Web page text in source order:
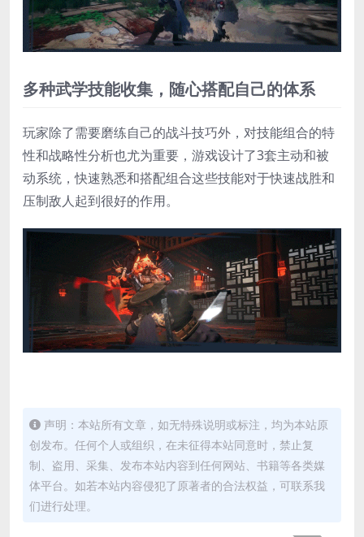
多种武学技能收集，随心搭配自己的体系
玩家除了需要磨练自己的战斗技巧外，对技能组合的特
性和战略性分析也尤为重要，游戏设计了3套主动和被
动系统，快速熟悉和搭配组合这些技能对于快速战胜和
压制敌人起到很好的作用。
声明：本站所有文章，如无特殊说明或标注，均为本站原
创发布。任何个人或组织，在未征得本站同意时，禁止复
制、盗用、采集、发布本站内容到任何网站、书籍等各类媒
体平台。如若本站内容侵犯了原著者的合法权益，可联系我
们进行处理。